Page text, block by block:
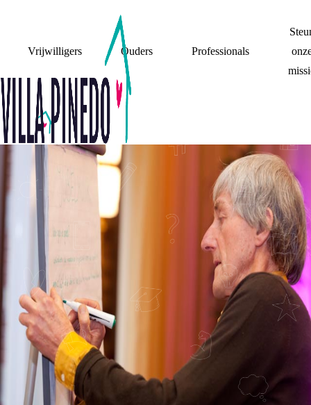
Vrijwilligers Ouders Professionals
10 DECEMBER:
LAATSTE
TRAINING VAN
2014!